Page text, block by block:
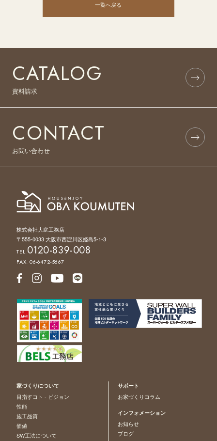
一覧へ戻る
CATALOG
資料請求
CONTACT
お問い合わせ
株式会社大庭工務店
〒555-0033 大阪市西淀川区姫島5-1-3
TEL.0120-839-008
FAX. 06-6472-5667
家づくりについて
目指すコト - ビジョン
性能
施工品質
価値
SW工法について
サポート
お家づくりコラム
インフォメーション
お知らせ
ブログ